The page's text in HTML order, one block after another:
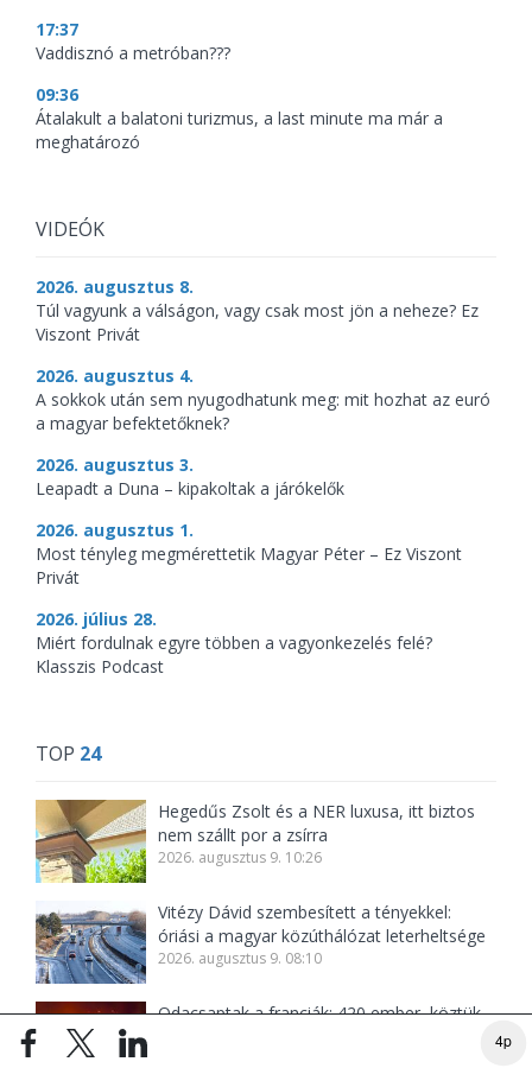
4p
17:37
Vaddisznó a metróban???
09:36
Átalakult a balatoni turizmus, a last minute ma már a
meghatározó
VIDEÓK
2026. augusztus 8.
Túl vagyunk a válságon, vagy csak most jön a neheze? Ez
Viszont Privát
2026. augusztus 4.
A sokkok után sem nyugodhatunk meg: mit hozhat az euró
a magyar befektetőknek?
2026. augusztus 3.
Leapadt a Duna – kipakoltak a járókelők
2026. augusztus 1.
Most tényleg megmérettetik Magyar Péter – Ez Viszont
Privát
2026. július 28.
Miért fordulnak egyre többen a vagyonkezelés felé?
Klasszis Podcast
TOP 24
Hegedűs Zsolt és a NER luxusa, itt biztos
nem szállt por a zsírra
2026. augusztus 9. 10:26
Vitézy Dávid szembesített a tényekkel:
óriási a magyar közúthálózat leterheltsége
2026. augusztus 9. 08:10
Odacsaptak a franciák: 420 ember, köztük